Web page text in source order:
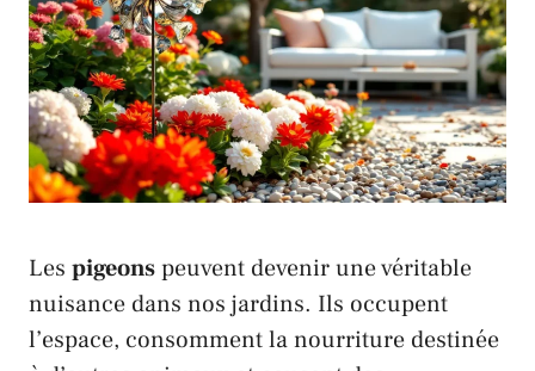
Les pigeonspeuvent devenir une véritable
nuisance dans nos jardins. Ils occupent
l’espace, consomment la nourriture destinée